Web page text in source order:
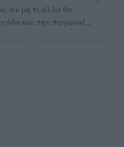
αν μη τι άλλο θα
και την παγωνιά...